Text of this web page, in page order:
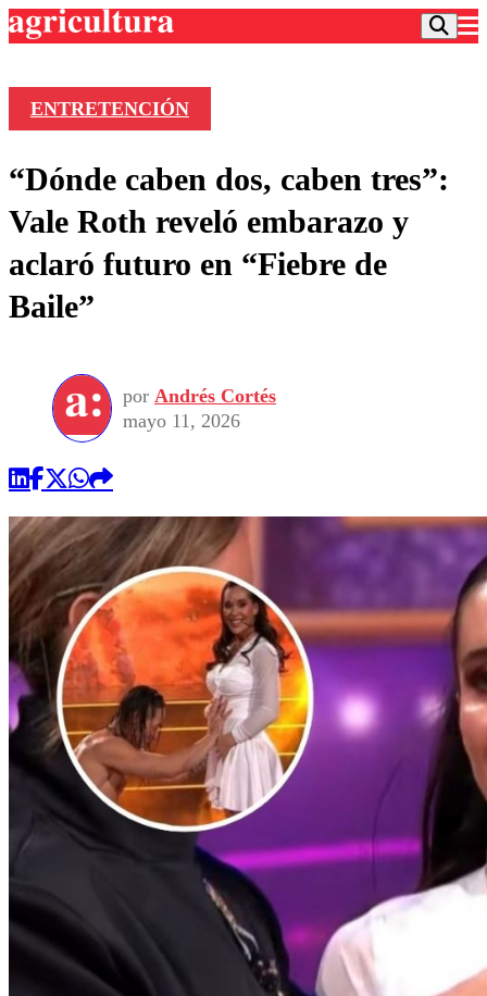
Frecuencias
Agricultura TV
Deportes
Colo Colo
Torneo Internacional
Torneo Nacional
Entretención
Internacional
Nacional
Programas
Comercial
ENTRETENCIÓN
“Dónde caben dos, caben tres”:
Vale Roth reveló embarazo y
aclaró futuro en “Fiebre de
Baile”
por Andrés Cortés
mayo 11, 2026